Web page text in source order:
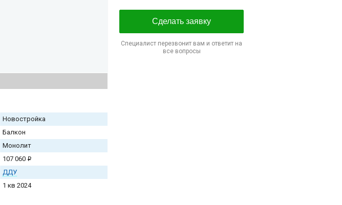
Новостройка
Балкон
Монолит
107 060 i
ДДУ
1 кв 2024
Сделать заявку
Специалист перезвонит вам и ответит на
все вопросы